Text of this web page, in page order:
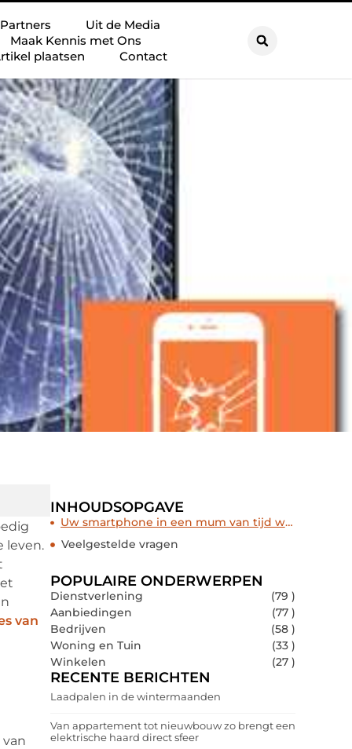
Partners
Uit de Media
Maak Kennis met Ons
plaatsen
Contact
leven.
van
INHOUDSOPGAVE
Uw smartphone in een mum van tijd weer als nieuw
Veelgestelde vragen
POPULAIRE ONDERWERPEN
Dienstverlening
(79 )
Aanbiedingen
(77 )
Bedrijven
(58 )
Woning en Tuin
(33 )
Winkelen
(27 )
RECENTE BERICHTEN
Laadpalen in de wintermaanden
Van appartement tot nieuwbouw zo brengt een
elektrische haard direct sfeer